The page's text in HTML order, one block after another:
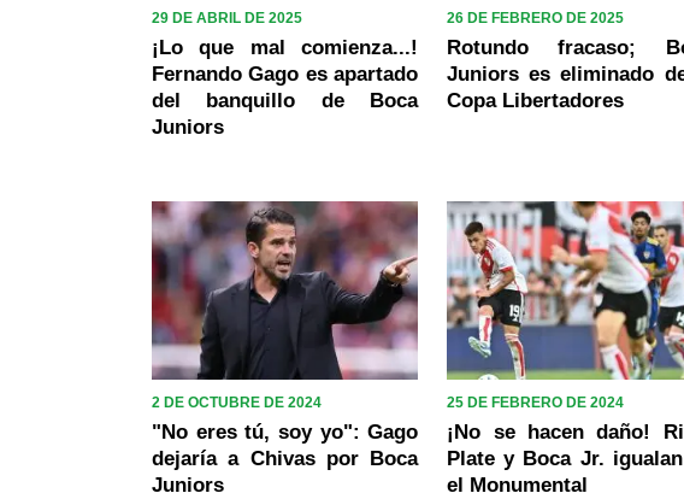
29 DE ABRIL DE 2025
¡Lo que mal comienza...!
Fernando Gago es apartado
del banquillo de Boca
Juniors
26 DE FEBRERO DE 2025
Rotundo fracaso;
Juniors es eliminado
Copa Libertadores
2 DE OCTUBRE DE 2024
"No eres tú, soy yo": Gago
dejaría a Chivas por Boca
Juniors
25 DE FEBRERO DE 2024
¡No se hacen daño!
Plate y Boca Jr.
el Monumental